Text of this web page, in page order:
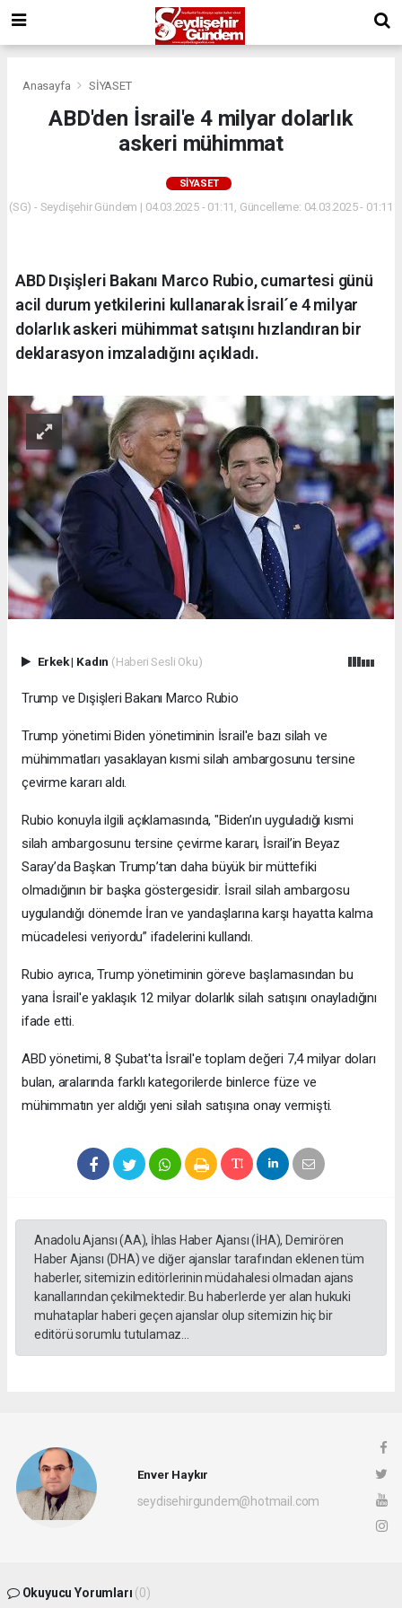
Anasayfa SİYASET
ABD'den İsrail'e 4 milyar dolarlık
askeri mühimmat
SİYASET
(SG) - Seydişehir Gündem | 04.03.2025 - 01:11, Güncelleme: 04.03.2025 - 01:11
ABD Dışişleri Bakanı Marco Rubio, cumartesi günü
acil durum yetkilerini kullanarak İsrail´e 4 milyar
dolarlık askeri mühimmat satışını hızlandıran bir
deklarasyon imzaladığını açıkladı.
Erkek| Kadın (Haberi Sesli Oku)
Trump ve Dışişleri Bakanı Marco Rubio
Trump yönetimi Biden yönetiminin İsrail'e bazı silah ve
mühimmatları yasaklayan kısmi silah ambargosunu tersine
çevirme kararı aldı.
Rubio konuyla ilgili açıklamasında, "Biden’ın uyguladığı kısmi
silah ambargosunu tersine çevirme kararı, İsrail’in Beyaz
Saray’da Başkan Trump’tan daha büyük bir müttefiki
olmadığının bir başka göstergesidir. İsrail silah ambargosu
uygulandığı dönemde İran ve yandaşlarına karşı hayatta kalma
mücadelesi veriyordu” ifadelerini kullandı.
Rubio ayrıca, Trump yönetiminin göreve başlamasından bu
yana İsrail'e yaklaşık 12 milyar dolarlık silah satışını onayladığını
ifade etti.
ABD yönetimi, 8 Şubat'ta İsrail'e toplam değeri 7,4 milyar doları
bulan, aralarında farklı kategorilerde binlerce füze ve
mühimmatın yer aldığı yeni silah satışına onay vermişti.
Anadolu Ajansı (AA), İhlas Haber Ajansı (İHA), Demirören
Haber Ajansı (DHA) ve diğer ajanslar tarafından eklenen tüm
haberler, sitemizin editörlerinin müdahalesi olmadan ajans
kanallarından çekilmektedir. Bu haberlerde yer alan hukuki
muhataplar haberi geçen ajanslar olup sitemizin hiç bir
editörü sorumlu tutulamaz...
Enver Haykır
seydisehirgundem@hotmail.com
Okuyucu Yorumları (0)